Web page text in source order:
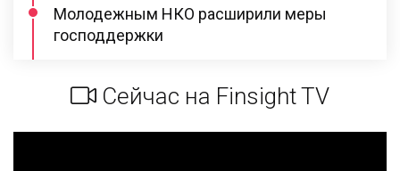
Молодежным НКО расширили меры
господдержки
Сейчас на Finsight TV